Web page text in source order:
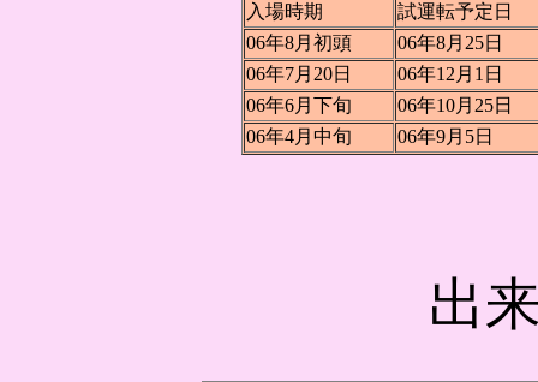
入場時期
試運転予定日
06年8月初頭
06年8月25日
06年7月20日
06年12月1日
06年6月下旬
06年10月25日
06年4月中旬
06年9月5日
出